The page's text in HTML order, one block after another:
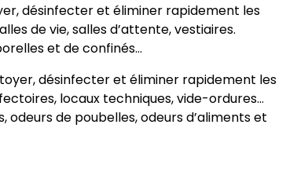
désinfecter et éliminer rapidement les
de vie, salles d’attente, vestiaires.
et de confinés…
désinfecter et éliminer rapidement les
locaux techniques, vide-ordures…
odeurs de poubelles, odeurs d’aliments et